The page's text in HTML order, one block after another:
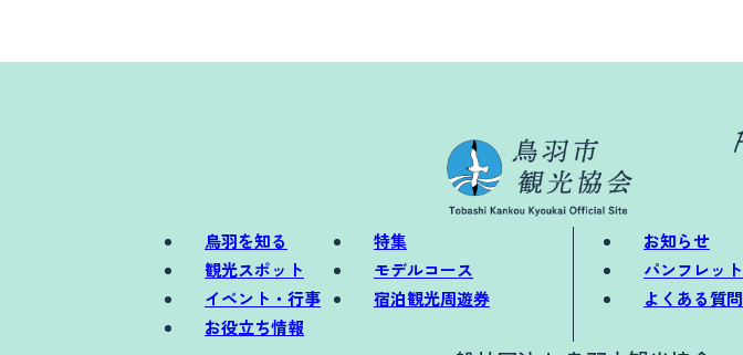
鳥羽を知る
特集
観光スポット
モデルコース
イベント・行事
宿泊観光周遊券
お役立ち情報
お知らせ
パンフレット
よくある質問